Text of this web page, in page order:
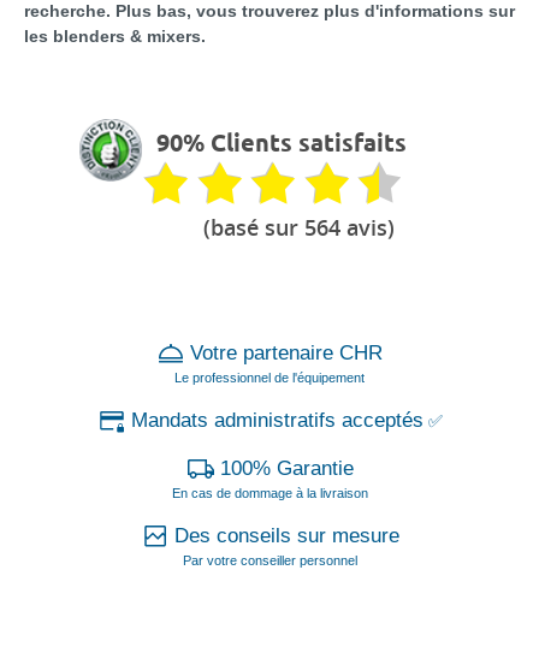
recherche. Plus bas, vous trouverez plus d'informations sur
les blenders & mixers.
90% Clients satisfaits
(basé sur 564 avis)
Votre partenaire CHR
Le professionnel de l'équipement
Mandats administratifs acceptés ✅
100% Garantie
En cas de dommage à la livraison
Des conseils sur mesure
Par votre conseiller personnel